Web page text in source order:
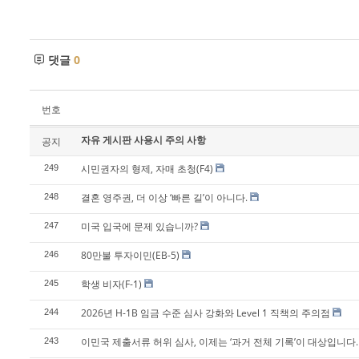
댓글 0
번호
공지 자유 게시판 사용시 주의 사항
249 시민권자의 형제, 자매 초청(F4)
248 결혼 영주권, 더 이상 ‘빠른 길’이 아니다.
247 미국 입국에 문제 있습니까?
246 80만불 투자이민(EB-5)
245 학생 비자(F-1)
244 2026년 H-1B 임금 수준 심사 강화와 Level 1 직책의 주의점
243 이민국 제출서류 허위 심사, 이제는 ‘과거 전체 기록’이 대상입니다.